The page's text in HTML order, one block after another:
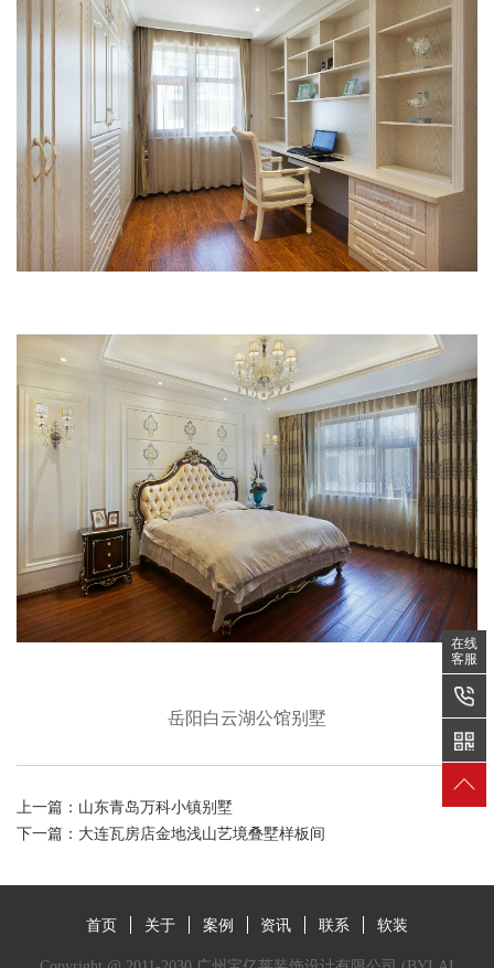
岳阳白云湖公馆别墅
上一篇： 山东青岛万科小镇别墅
下一篇： 大连瓦房店金地浅山艺境叠墅样板间
在线
客服
首页 关于 案例 资讯 联系 软装